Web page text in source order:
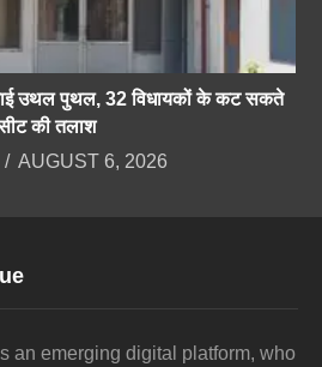
उथल पुथल, 32 विधायकों के कट सकते
की तलाश
AUGUST 6, 2026
an emerging digital platform, who